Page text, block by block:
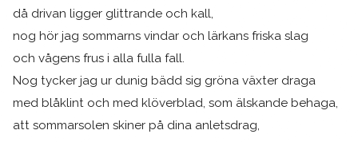
då drivan ligger glittrande och kall,
nog hör jag sommarns vindar och lärkans friska slag
och vågens frus i alla fulla fall.
Nog tycker jag ur dunig bädd sig gröna växter draga
med blåklint och med klöverblad, som älskande behaga,
att sommarsolen skiner på dina anletsdrag,